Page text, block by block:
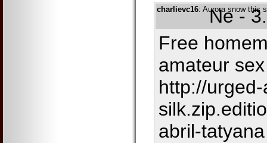
charlievc16: Aurora snow this
Ne -
Free
amateur
http://
abril-tatyana